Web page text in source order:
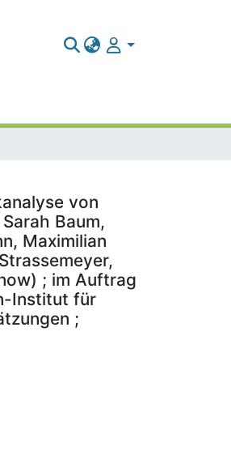
von
Baum,
Maximilian
; im Auftrag
Institut für
;